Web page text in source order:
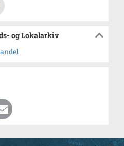
og Lokalarkiv